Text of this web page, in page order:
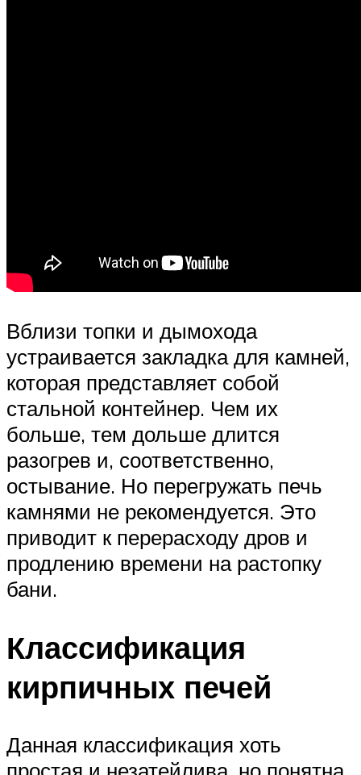
Вблизи топки и дымохода
устраивается закладка для камней,
которая представляет собой
стальной контейнер. Чем их
больше, тем дольше длится
разогрев и, соответственно,
остывание. Но перегружать печь
камнями не рекомендуется. Это
приводит к перерасходу дров и
продлению времени на растопку
бани.
Классификация
кирпичных печей
Данная классификация хоть